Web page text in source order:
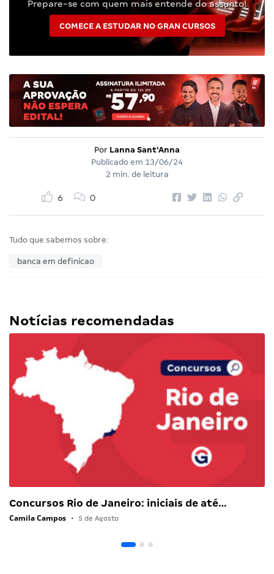
Prepare-se com quem mais entende do assunto!
COMECE A ESTUDAR NO GRAN CURSOS
Por Lanna Sant'Anna
Publicado em 13/06/24
2 min. de leitura
6 0
Tudo que sabemos sobre:
banca em definicao
Notícias recomendadas
Concursos Rio de Janeiro: iniciais de até…
Camila Campos • 5 de Agosto